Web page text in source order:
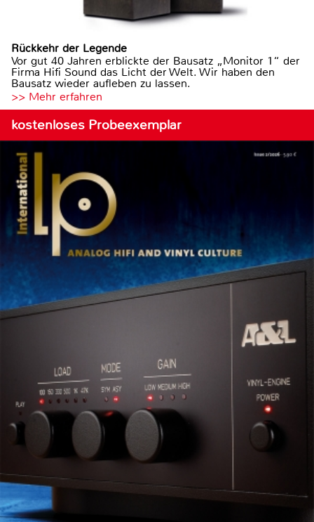
Rückkehr der Legende
Vor gut 40 Jahren erblickte der Bausatz „Monitor 1“ der
Firma Hifi Sound das Licht der Welt. Wir haben den
Bausatz wieder aufleben zu lassen.
>> Mehr erfahren
kostenloses Probeexemplar